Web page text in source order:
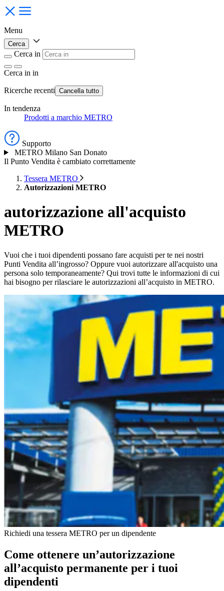
Menu
Cerca
Cerca in
Cerca in in
Ricerche recenti Cancella tutto
In tendenza
Prodotti a marchio METRO
Supporto
METRO Milano San Donato
Il Punto Vendita è cambiato correttamente
Tessera METRO
Autorizzazioni METRO
autorizzazione all'acquisto
METRO
Vuoi che i tuoi dipendenti possano fare acquisti per te nei nostri
Punti Vendita all’ingrosso? Oppure vuoi autorizzare all'acquisto una
persona solo temporaneamente? Qui trovi tutte le informazioni di cui
hai bisogno per rilasciare le autorizzazioni all’acquisto in METRO.
Richiedi una tessera METRO per un dipendente
Come ottenere un’autorizzazione
all’acquisto permanente per i tuoi
dipendenti